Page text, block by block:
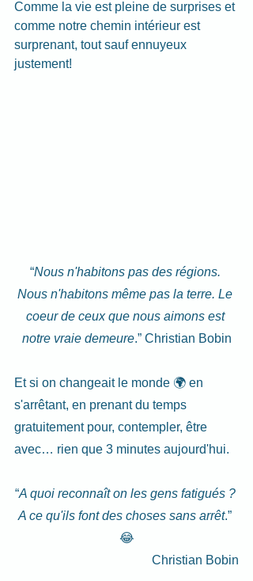
Comme la vie est pleine de surprises et
comme notre chemin intérieur est
surprenant, tout sauf ennuyeux
justement!
“Nous n'habitons pas des régions.
Nous n'habitons même pas la terre. Le
coeur de ceux que nous aimons est
notre vraie demeure.” Christian Bobin
Et si on changeait le monde 🌍 en
s'arrêtant, en prenant du temps
gratuitement pour, contempler, être
avec… rien que 3 minutes aujourd'hui.
“A quoi reconnaît on les gens fatigués ?
A ce qu'ils font des choses sans arrêt.”
😂
Christian Bobin